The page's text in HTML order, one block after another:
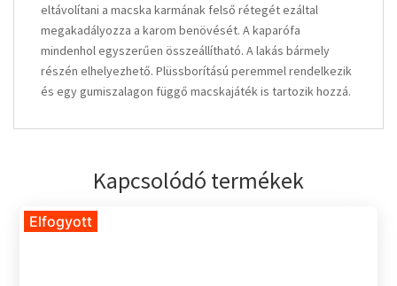
eltávolítani a macska karmának felső rétegét ezáltal
megakadályozza a karom benövését. A kaparófa
mindenhol egyszerűen összeállítható. A lakás bármely
részén elhelyezhető. Plüssborítású peremmel rendelkezik
és egy gumiszalagon függő macskajáték is tartozik hozzá.
Kapcsolódó termékek
Elfogyott